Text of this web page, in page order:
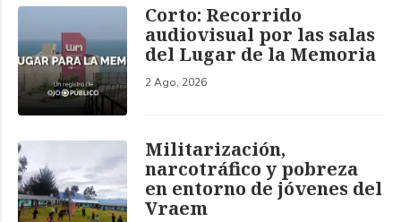
Corto: Recorrido
audiovisual por las salas
del Lugar de la Memoria
2 Ago, 2026
Militarización,
narcotráfico y pobreza
en entorno de jóvenes del
Vraem